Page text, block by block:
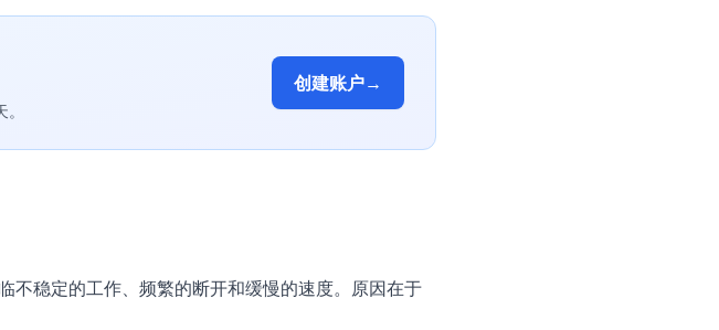
创建账户→
稳定的工作、频繁的断开和缓慢的速度。原因在于